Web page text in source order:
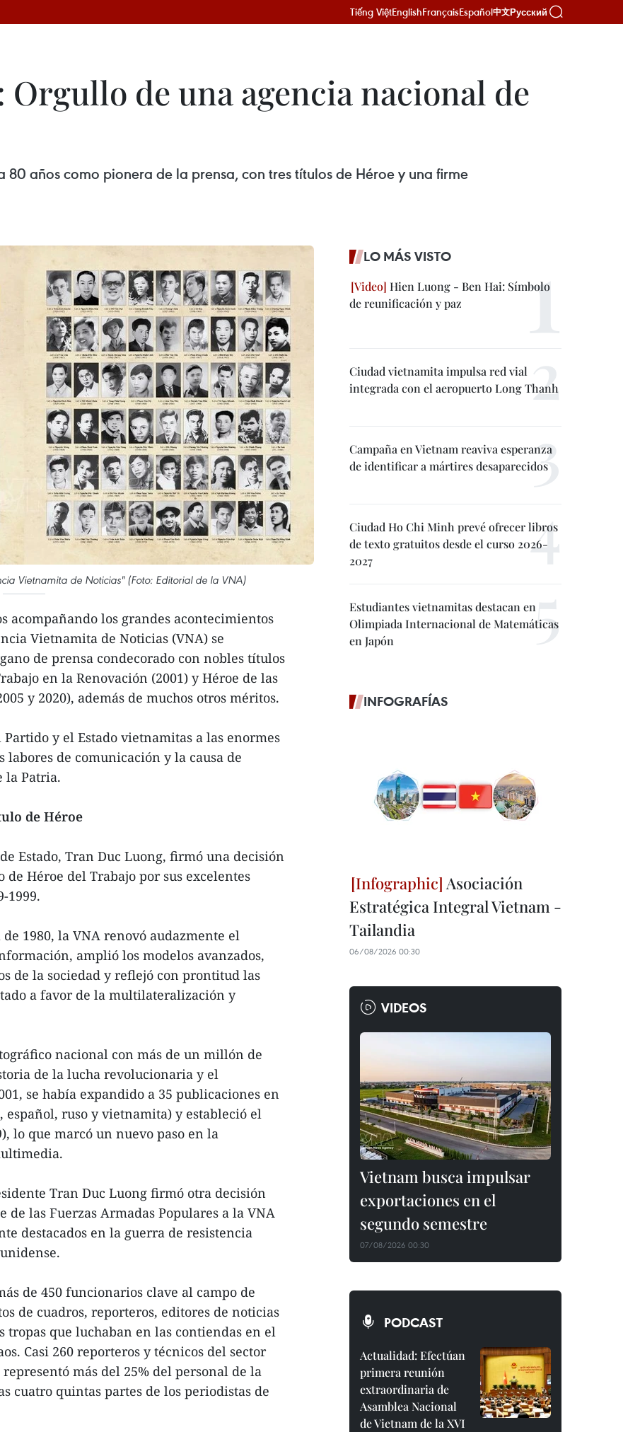
Tiếng ViệtEnglishFrançaisEspañol中文Русский
Orgullo de una agencia nacional de
años como pionera de la prensa, con tres títulos de Héroe y una firme
Vietnamita de Noticias" (Foto: Editorial de la VNA)
acompañando los grandes acontecimientos
Vietnamita de Noticias (VNA) se
de prensa condecorado con nobles títulos
en la Renovación (2001) y Héroe de las
y 2020), además de muchos otros méritos.
y el Estado vietnamitas a las enormes
labores de comunicación y la causa de
la Patria.
de Héroe
Estado, Tran Duc Luong, firmó una decisión
Héroe del Trabajo por sus excelentes
1999.
1980, la VNA renovó audazmente el
amplió los modelos avanzados,
de la sociedad y reflejó con prontitud las
a favor de la multilateralización y
nacional con más de un millón de
de la lucha revolucionaria y el
se había expandido a 35 publicaciones en
ruso y vietnamita) y estableció el
lo que marcó un nuevo paso en la
Tran Duc Luong firmó otra decisión
de las Fuerzas Armadas Populares a la VNA
destacados en la guerra de resistencia
de 450 funcionarios clave al campo de
de cuadros, reporteros, editores de noticias
tropas que luchaban en las contiendas en el
Casi 260 reporteros y técnicos del sector
más del 25% del personal de la
cuatro quintas partes de los periodistas de
LO MÁS VISTO
Hien Luong - Ben Hai: Símbolo
de reunificación y paz
Ciudad vietnamita impulsa red vial
integrada con el aeropuerto Long Thanh
Campaña en Vietnam reaviva esperanza
de identificar a mártires desaparecidos
Ciudad Ho Chi Minh prevé ofrecer libros
de texto gratuitos desde el curso 2026-
2027
Estudiantes vietnamitas destacan en
Olimpiada Internacional de Matemáticas
en Japón
INFOGRAFÍAS
Asociación
Estratégica Integral Vietnam -
Tailandia
06/08/2026 00:30
VIDEOS
Vietnam busca impulsar
exportaciones en el
segundo semestre
07/08/2026 00:30
PODCAST
Actualidad: Efectúan
primera reunión
extraordinaria de
Asamblea Nacional
de Vietnam de la XVI